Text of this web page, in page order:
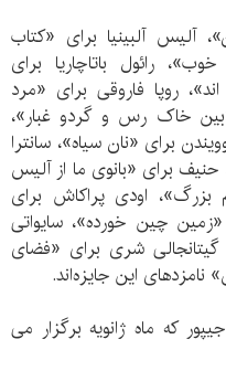
آلیس آلبینیا برای «کتاب
رائول باتاچاریا برای
روپا فاروقی برای «مرد
خاک رس و گردو غبار»،
برای «نان سیاه»، سانترا
برای «بانوی ما از آلیس
بزرگ»، اودی پراکاش برای
«زمین چین خورده»، سایواتی
گیتانجالی شری برای «فضای
این جایزه‌اند.
که ماه ژانویه برگزار می